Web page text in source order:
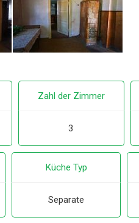
Zahl der Zimmer
3
Küche Typ
Separate